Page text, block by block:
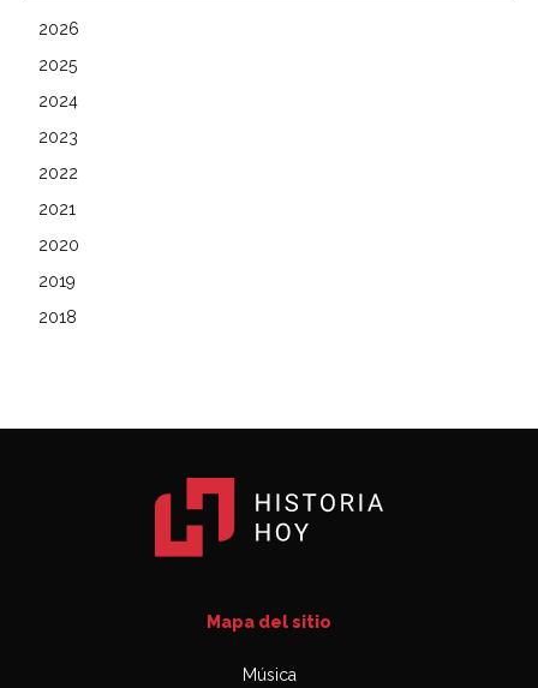
2026
2025
2024
2023
2022
2021
2020
2019
2018
Mapa del sitio
Música